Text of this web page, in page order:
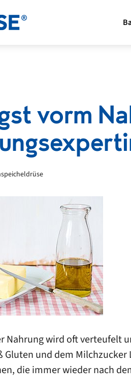
vorm
Nahrung wird oft verteufelt
Gluten und dem
die immer wieder nach